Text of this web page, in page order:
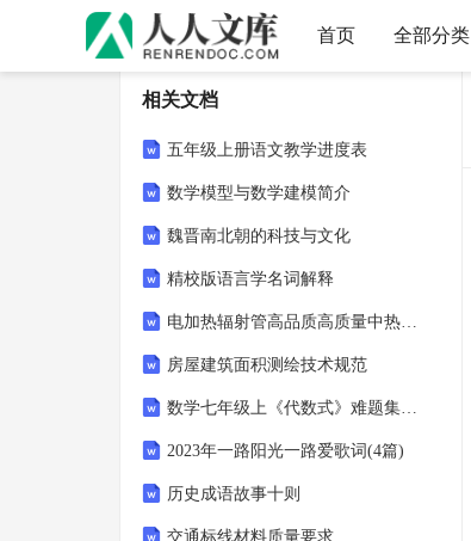
首页 全部分类
相关文档
五年级上册语文教学进度表
数学模型与数学建模简介
魏晋南北朝的科技与文化
精校版语言学名词解释
电加热辐射管高品质高质量中热私人订制
房屋建筑面积测绘技术规范
数学七年级上《代数式》难题集萃题(答案)名师制作优质教学资料
2023年一路阳光一路爱歌词(4篇)
历史成语故事十则
交通标线材料质量要求